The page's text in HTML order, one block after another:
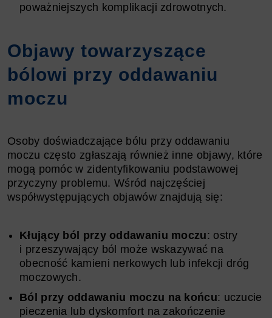
poważniejszych komplikacji zdrowotnych.
Objawy towarzyszące
bólowi przy oddawaniu
moczu
Osoby doświadczające bólu przy oddawaniu
moczu często zgłaszają również inne objawy, które
mogą pomóc w zidentyfikowaniu podstawowej
przyczyny problemu. Wśród najczęściej
współwystępujących objawów znajdują się:
Kłujący ból przy oddawaniu moczu: ostry
i przeszywający ból może wskazywać na
obecność kamieni nerkowych lub infekcji dróg
moczowych.
Ból przy oddawaniu moczu na końcu: uczucie
pieczenia lub dyskomfort na zakończenie